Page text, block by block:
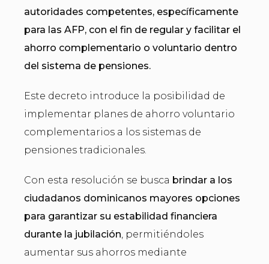
autoridades competentes, específicamente
para las AFP, con el fin de regular y facilitar el
ahorro complementario o voluntario dentro
del sistema de pensiones.
Este decreto introduce la posibilidad de
implementar planes de ahorro voluntario
complementarios a los sistemas de
pensiones tradicionales.
Con esta resolución se busca brindar a los
ciudadanos dominicanos mayores opciones
para garantizar su estabilidad financiera
durante la jubilación, permitiéndoles
aumentar sus ahorros mediante